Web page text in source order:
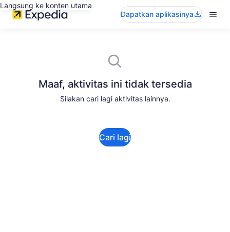
Langsung ke konten utama
Dapatkan aplikasinya
Maaf, aktivitas ini tidak tersedia
Silakan cari lagi aktivitas lainnya.
Cari lagi